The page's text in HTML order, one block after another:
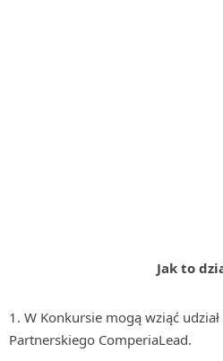
Jak to
W Konkursie mogą wziąć
Partnerskiego ComperiaLead.